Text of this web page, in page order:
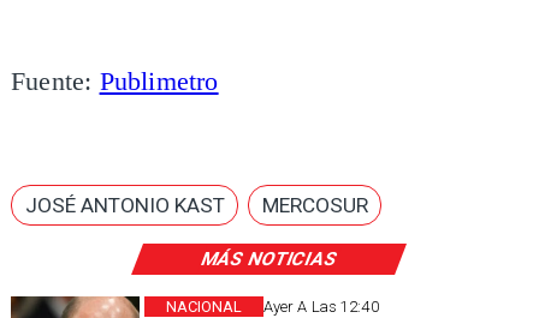
MÁS NOTICIAS
Ayer A Las 12:40
NACIONAL
Fuente: Publimetro
JOSÉ ANTONIO KAST MERCOSUR